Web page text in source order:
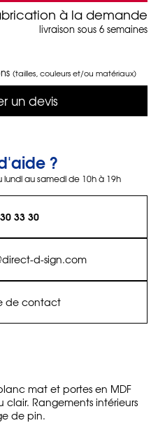
à la demande
livraison sous 6 semaines
(tailles, couleurs et/ou matériaux)
un devis
?
au samedi de 10h à 19h
33 30
d-sign.com
de contact
mat et portes en MDF
clair. Rangements intérieurs
de pin.